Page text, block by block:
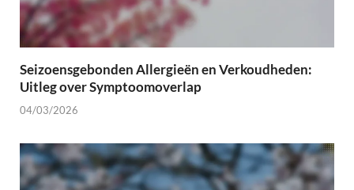
Seizoensgebonden Allergieën en Verkoudheden:
Uitleg over Symptoomoverlap
04/03/2026